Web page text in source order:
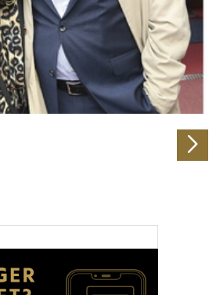
auf unsere Website zu
geben wir Informationen zu Ihrer
an unsere Partner für
und Analysen weiter. Unsere
möglicherweise mit
die Sie ihnen bereitgestellt